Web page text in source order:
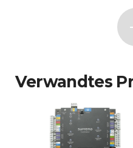
Verwandtes